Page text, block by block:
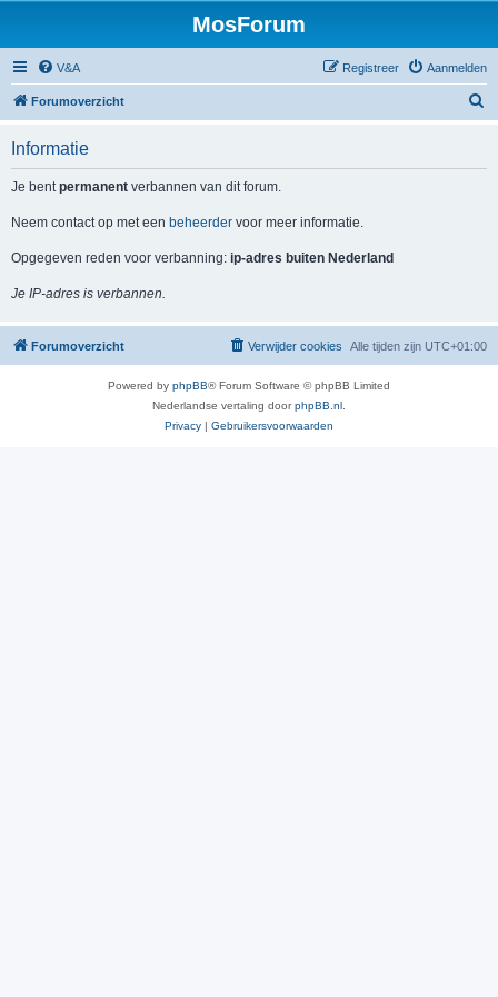
MosForum
V&A Aanmelden
Registreer
Forumoverzicht
Informatie
Je bentpermanent verbannen van dit forum.
Neem contact op met een beheerder voor meer informatie.
Opgegeven reden voor verbanning: ip-adres buiten Nederland
Je IP-adres is verbannen.
Forumoverzicht Alle tijden zijn UTC+01:00
Verwijder cookies
Powered by phpBB® Forum Software © phpBB Limited
Nederlandse vertaling doorphpBB.nl
Privacy | Gebruikersvoorwaarden